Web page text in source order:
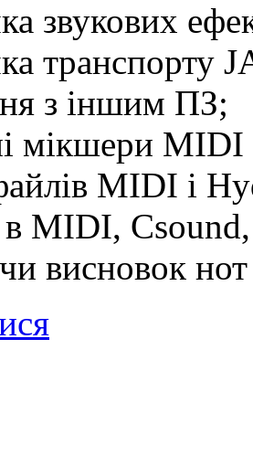
звукових
транспорту
з іншим ПЗ;
мікшери MIDI
MIDI і
в MIDI,
висновок